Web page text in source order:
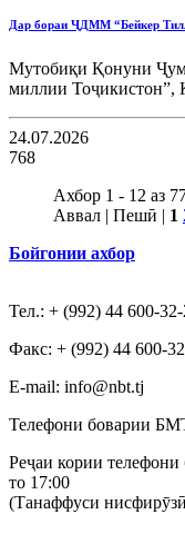
Дар бораи ҶДММ “Бейкер
Мутобиқи Қонуни
миллии Тоҷикистон”,
24.07.2026
768
Ахбор 1 - 12 аз
Аввал | Пешӣ | 1
Бойгонии ахбор
Тел.: + (992) 44 600-
Факс: + (992) 44 600-
Е-mail: info@nbt.tj
Телефони боварии
Реҷаи кории
то 17:00
(Танаффуси